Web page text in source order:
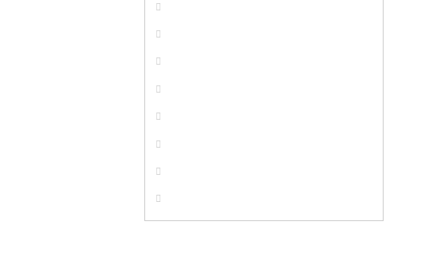







